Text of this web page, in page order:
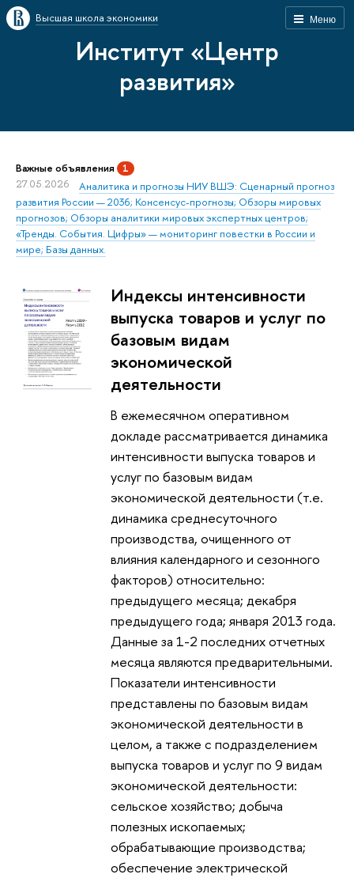
Меню
Высшая школа экономики
Институт «Центр
развития»
Важные объявления 1
27.05.2026
Аналитика и прогнозы НИУ ВШЭ: Сценарный прогноз
развития России — 2036; Консенсус-прогнозы; Обзоры мировых
прогнозов; Обзоры аналитики мировых экспертных центров;
«Тренды. События. Цифры» — мониторинг повестки в России и
мире; Базы данных.
Индексы интенсивности
выпуска товаров и услуг по
базовым видам
экономической
деятельности
В ежемесячном оперативном
докладе рассматривается динамика
интенсивности выпуска товаров и
услуг по базовым видам
экономической деятельности (т.е.
динамика среднесуточного
производства, очищенного от
влияния календарного и сезонного
факторов) относительно:
предыдущего месяца; декабря
предыдущего года; января 2013 года.
Данные за 1-2 последних отчетных
месяца являются предварительными.
Показатели интенсивности
представлены по базовым видам
экономической деятельности в
целом, а также с подразделением
выпуска товаров и услуг по 9 видам
экономической деятельности:
сельское хозяйство; добыча
полезных ископаемых;
обрабатывающие производства;
обеспечение электрической